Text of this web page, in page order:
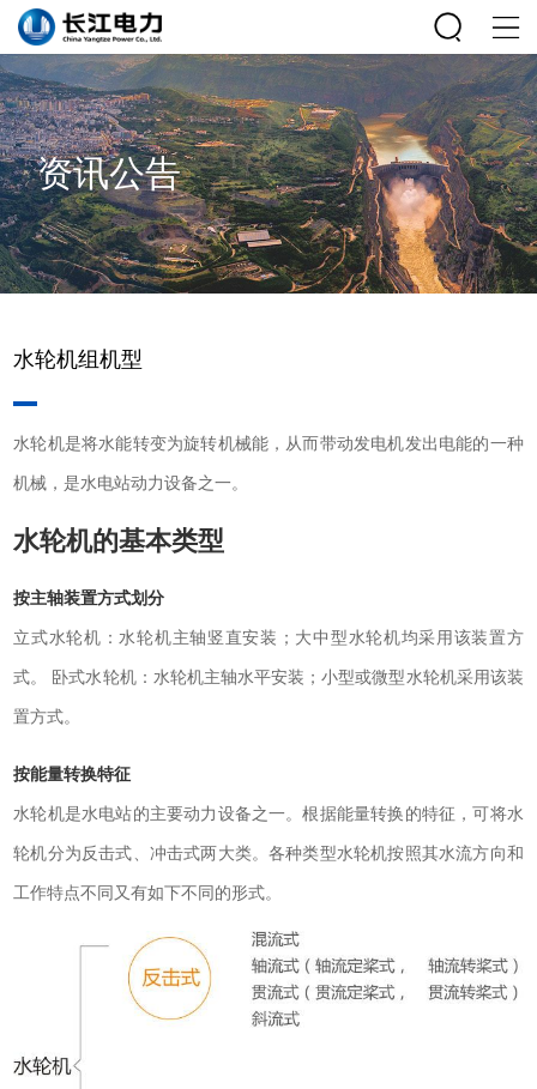
资讯公告
水轮机组机型
水轮机是将水能转变为旋转机械能，从而带动发电机发出电能的一种
机械，是水电站动力设备之一。
水轮机的基本类型
按主轴装置方式划分
立式水轮机：水轮机主轴竖直安装；大中型水轮机均采用该装置方
式。 卧式水轮机： 水轮机主轴水平安装；小型或微型水轮机采用该装
置方式。
按能量转换特征
水轮机是水电站的主要动力设备之一。根据能量转换的特征，可将水
轮机分为反击式、冲击式两大类。各种类型水轮机按照其水流方向和
工作特点不同又有如下不同的形式。